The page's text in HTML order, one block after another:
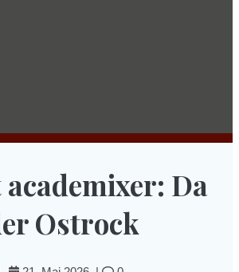
Da
Ostrock